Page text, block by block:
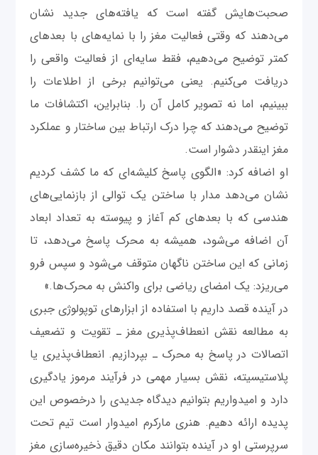
صحبت‌هایش گفته است که یافته‌های جدید نشان
می‌دهند که وقتی فعالیت مغز را با نمایه‌های با بعدهای
کمتر توضیح می‌دهیم، فقط سایه‌ای از فعالیت واقعی را
دریافت می‌کنیم. یعنی می‌توانیم برخی از اطلاعات را
ببینیم، اما نه تصویر کامل آن را. بنابراین، اکتشافات ما
توضیح می‌دهند که چرا درک ارتباط بین ساختار و عملکرد
مغز اینقدر دشوار است.
او اضافه کرد: «الگوی پاسخ کلیشه‌ای که ما کشف کردیم
نشان می‌دهد مدار با ساختن یک توالی از بازنمایی‌های
هندسی که با بعدهای کم آغاز و پیوسته به تعداد ابعاد
آن اضافه می‌شود، همیشه به محرک پاسخ می‌دهد، تا
زمانی که این ساختن ناگهان متوقف می‌شود و سپس فرو
می‌ریزد: یک امضای ریاضی برای واکنش به محرک‌ها.»
در آینده قصد داریم با استفاده از ابزارهای توپولوژی جبری
به مطالعه نقش انعطاف‌پذیری مغز ـ تقویت و تضعیف
اتصالات در پاسخ به محرک ـ بپردازیم. انعطاف‌پذیری یا
پلاستیسیته، نقش بسیار مهمی در فرآیند مرموز یادگیری
دارد و امیدواریم بتوانیم دیدگاه جدیدی را درخصوص این
پدیده ارائه دهیم. هنری مارکرم امیدوار است تیم تحت
سرپرستی او در آینده بتوانند مکان دقیق ذخیره‌سازی مغز